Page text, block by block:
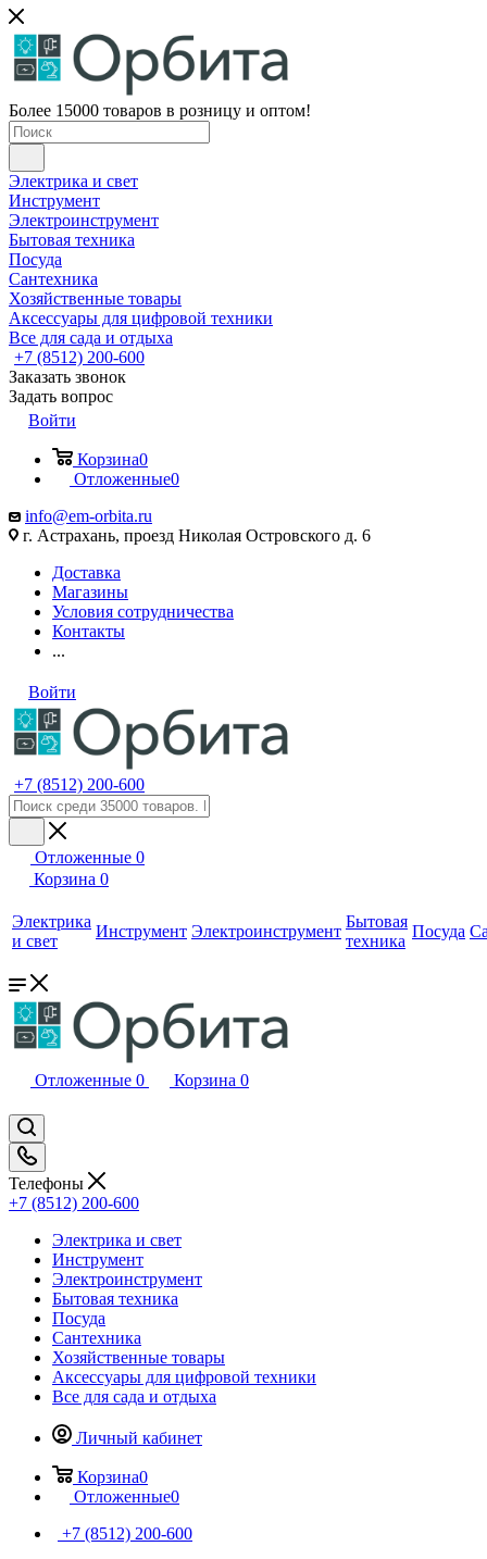
Более 15000 товаров в розницу и оптом!
Электрика и свет
Инструмент
Электроинструмент
Бытовая техника
Посуда
Сантехника
Хозяйственные товары
Аксессуары для цифровой техники
Все для сада и отдыха
+7 (8512) 200-600
Заказать звонок
Задать вопрос
Войти
Корзина0
Отложенные0
info@em-orbita.ru
г. Астрахань, проезд Николая Островского д. 6
Доставка
Магазины
Условия сотрудничества
Контакты
...
Войти
+7 (8512) 200-600
Отложенные 0
Корзина 0
Электрика
и свет
Инструмент Электроинструмент
Бытовая
техника
Посуда
Отложенные 0 Корзина 0
Телефоны
+7 (8512) 200-600
Электрика и свет
Инструмент
Электроинструмент
Бытовая техника
Посуда
Сантехника
Хозяйственные товары
Аксессуары для цифровой техники
Все для сада и отдыха
Личный кабинет
Корзина0
Отложенные0
+7 (8512) 200-600